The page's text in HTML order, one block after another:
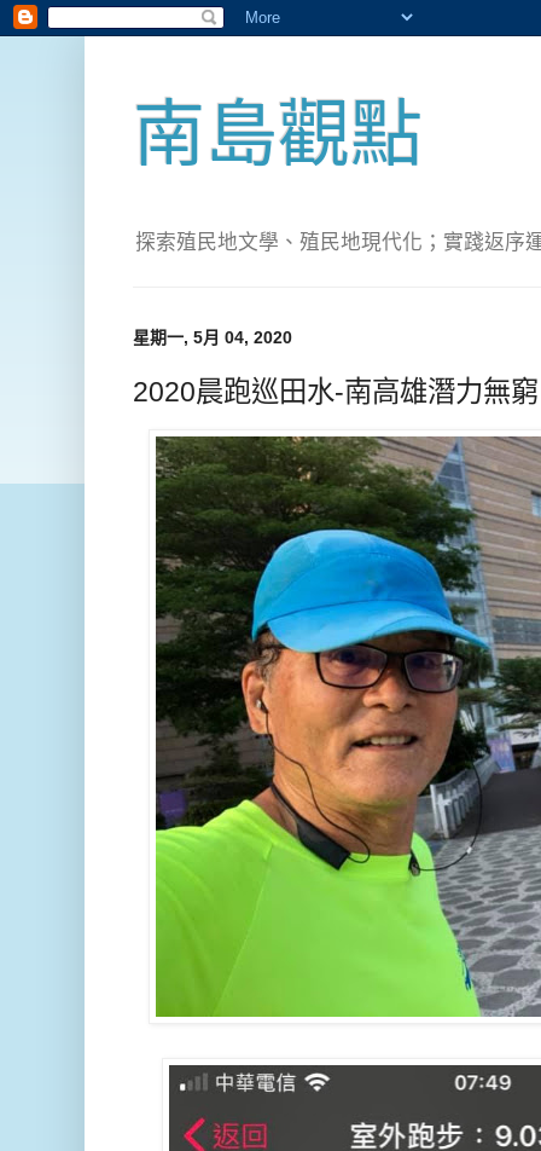
南島觀點
探索殖民地文學、殖民地現代化；實踐返序
星期一, 5月 04, 2020
2020晨跑巡田水-南高雄潛力無窮